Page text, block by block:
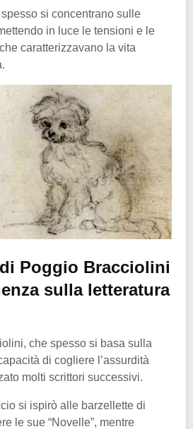
si concentrano sulle
in luce le tensioni e le
caratterizzavano la vita
Poggio Bracciolini
sulla letteratura
che spesso si basa sulla
di cogliere l’assurdità
molti scrittori successivi.
si ispirò alle barzellette di
le sue “Novelle”, mentre